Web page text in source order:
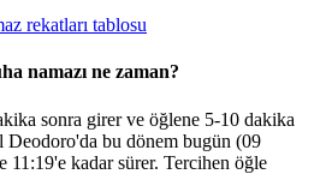
rekatları tablosu
namazı ne zaman?
sonra girer ve öğlene 5-10 dakika
Deodoro'da bu dönem bugün (09
11:19'e kadar sürer. Tercihen öğle